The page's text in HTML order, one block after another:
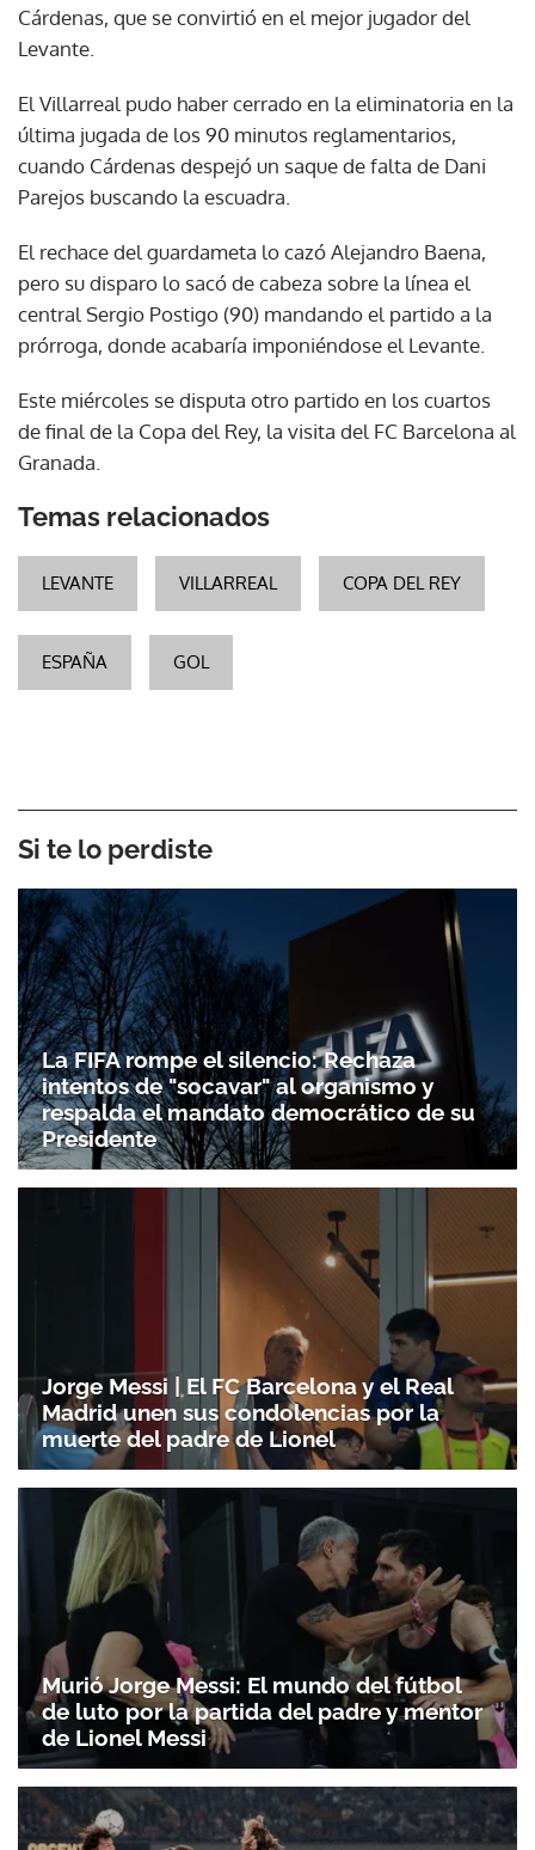
Cárdenas, que se convirtió en el mejor jugador del
Levante.
El Villarreal pudo haber cerrado en la eliminatoria en la
última jugada de los 90 minutos reglamentarios,
cuando Cárdenas despejó un saque de falta de Dani
Parejos buscando la escuadra.
El rechace del guardameta lo cazó Alejandro Baena,
pero su disparo lo sacó de cabeza sobre la línea el
central Sergio Postigo (90) mandando el partido a la
prórroga, donde acabaría imponiéndose el Levante.
Este miércoles se disputa otro partido en los cuartos
de final de la Copa del Rey, la visita del FC Barcelona al
Granada.
Temas relacionados
LEVANTE VILLARREAL COPA DEL REY
ESPAÑA GOL
Si te lo perdiste
La FIFA rompe el silencio: Rechaza
intentos de "socavar" al organismo y
respalda el mandato democrático de su
Presidente
Jorge Messi | El FC Barcelona y el Real
Madrid unen sus condolencias por la
muerte del padre de Lionel
Murió Jorge Messi: El mundo del fútbol
de luto por la partida del padre y mentor
de Lionel Messi